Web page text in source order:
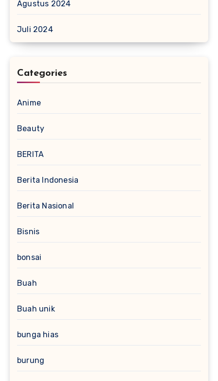
Agustus 2024
Juli 2024
Categories
Anime
Beauty
BERITA
Berita Indonesia
Berita Nasional
Bisnis
bonsai
Buah
Buah unik
bunga hias
burung